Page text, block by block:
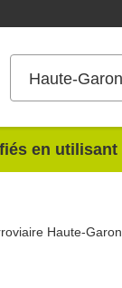
Haute-
en
Haute-